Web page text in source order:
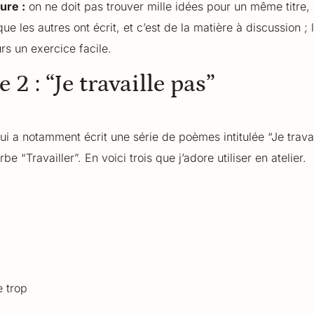
: on ne doit pas trouver mille idées pour un même
les autres ont écrit, et c’est de la matière à discussion
un exercice facile.
: “Je travaille pas”
a notamment écrit une série de poèmes intitulée “Je
“Travailler”. En voici trois que j’adore utiliser en atelier.
trop